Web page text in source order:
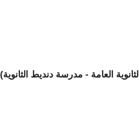
الثانوية العامة - مدرسة دنديط الثانوية)